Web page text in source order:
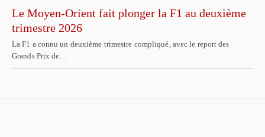
Le Moyen-Orient fait plonger la F1 au deuxième
trimestre 2026
La F1 a connu un deuxième trimestre compliqué, avec le report des
Grands Prix de…